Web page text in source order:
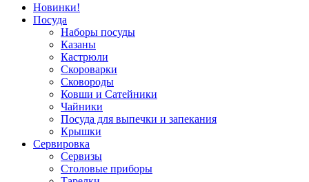
Новинки!
Посуда
Наборы посуды
Казаны
Кастрюли
Скороварки
Сковороды
Ковши и Сатейники
Чайники
Посуда для выпечки и запекания
Крышки
Сервировка
Сервизы
Столовые приборы